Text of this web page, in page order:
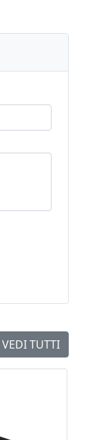
VEDI TUTTI